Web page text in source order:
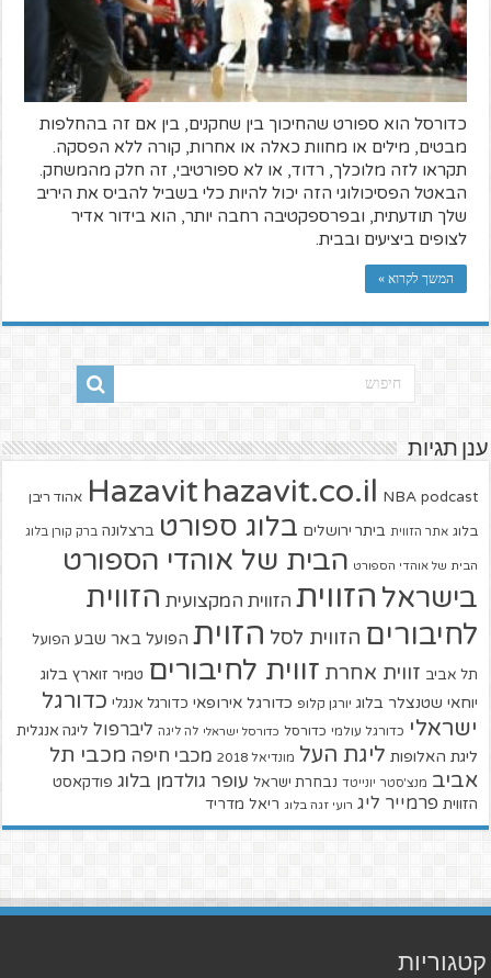
כדורסל הוא ספורט שהחיכוך בין שחקנים, בין אם זה בהחלפות
מבטים, מילים או מחוות כאלה או אחרות, קורה ללא הפסקה.
תקראו לזה מלוכלך, רדוד, או לא ספורטיבי, זה חלק מהמשחק.
הבאטל הפסיכולוגי הזה יכול להיות כלי בשביל להביס את היריב
שלך תודעתית, ובפרספקטיבה רחבה יותר, הוא בידור אדיר
לצופים ביציעים ובבית.
המשך לקרוא »
ענן תגיות
Hazavit hazavit.co.il NBA podcast אהוד ריבן
בלוג אתר הזווית ביתר ירושלים בלוג ספורט ברצלונה ברק קורן בלוג
הבית של אוהדי הספורט הבית של אוהדי הספורט
בישראל הזווית הזווית המקצועית הזווית
לחיבורים הזווית לסל הזוית הפועל באר שבע הפועל
תל אביב זווית אחרת זווית לחיבורים טמיר זוארץ בלוג
יוחאי שטנצלר בלוג יורגן קלופ כדורגל אירופאי כדורגל אנגלי כדורגל
ישראלי כדורגל עולמי כדורסל כדורסל ישראלי לה ליגה ליברפול ליגה אנגלית
ליגת האלופות ליגת העל מונדיאל 2018 מכבי חיפה מכבי תל
אביב מנצ'סטר יונייטד נבחרת ישראל עופר גולדמן בלוג פודקאסט
הזווית פרמייר ליג רועי זגה בלוג ריאל מדריד
קטגוריות